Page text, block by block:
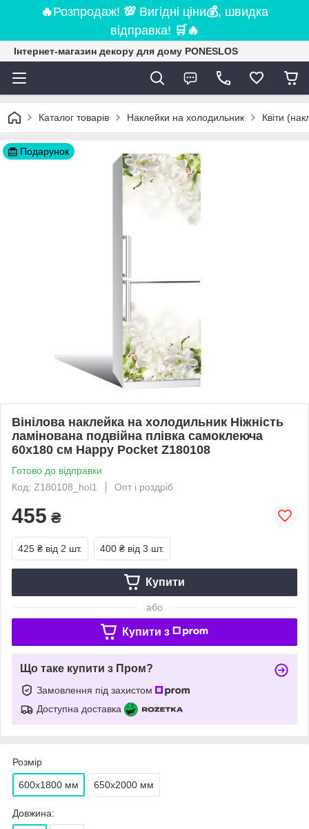
🔥Розпродаж! 💯 Вигідні ціни💰, швидка
відправка! 🛒 🔥
Інтернет-магазин декору для дому PONESLOS
Каталог товарів Наклейки на холодильник Квіти
Подарунок
Вінілова наклейка на холодильник Ніжність
ламінована подвійна плівка самоклеюча
60х180 см Happy Pocket Z180108
Готово до відправки
Код: Z180108_hol1
Опт і роздріб
455 ₴
425 ₴ від 2 шт. 400 ₴ від 3 шт.
Купити
або
Купити з
Що таке купити з Пром?
Замовлення під захистом
Доступна доставка
Розмір
600х1800 мм 650х2000 мм
Довжина: